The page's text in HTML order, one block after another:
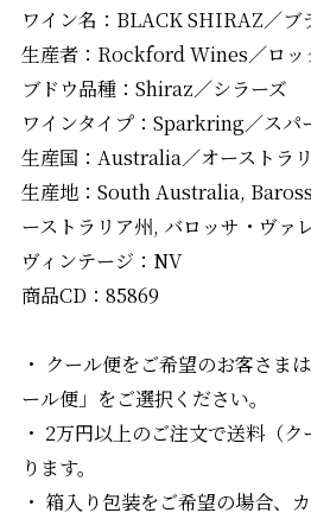
ワイン名：BLACK SHIRAZ／ブ
生産者：Rockford Wines／ロッ
ブドウ品種：Shiraz／シラーズ
ワインタイプ：Sparkring／スパ
生産国：Australia／オーストラ
生産地：South Australia,
ーストラリア州, バロッサ・ヴァ
ヴィンテージ：NV
商品CD：85869
・ クール便をご希望のお客さま
ール便」をご選択ください。
・ 2万円以上のご注文で送料（
ります。
・ 箱入り包装をご希望の場合、